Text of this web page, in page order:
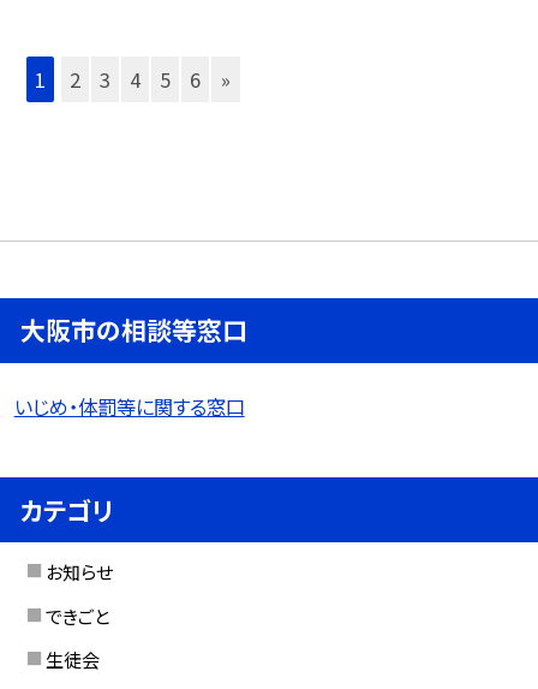
1 2 3 4 5 6 »
大阪市の相談等窓口
いじめ・体罰等に関する窓口
カテゴリ
お知らせ
できごと
生徒会